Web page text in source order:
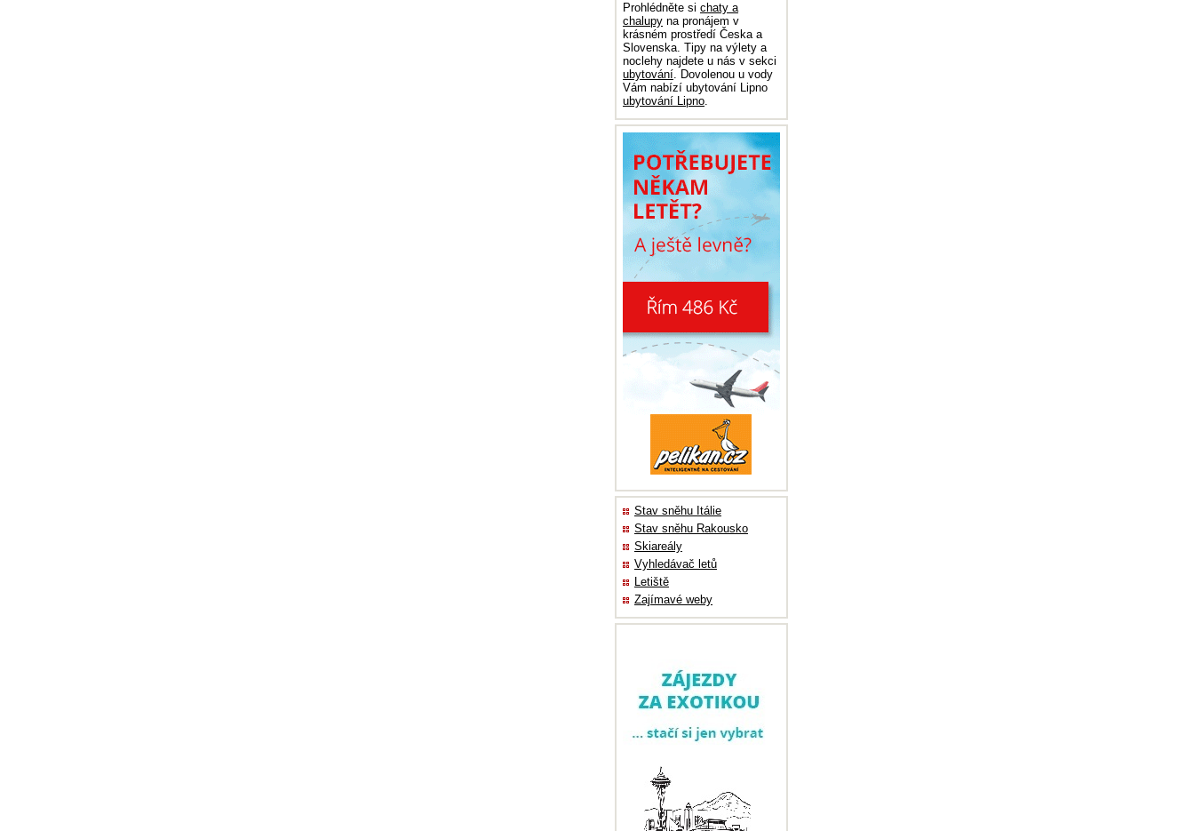
Prohlédněte si chaty a
chalupy na pronájem v
krásném prostředí Česka a
Slovenska. Tipy na výlety a
noclehy najdete u nás v sekci
ubytování. Dovolenou u vody
Vám nabízí ubytování Lipno
ubytování Lipno.
Stav sněhu Itálie
Stav sněhu Rakousko
Skiareály
Vyhledávač letů
Letiště
Zajímavé weby